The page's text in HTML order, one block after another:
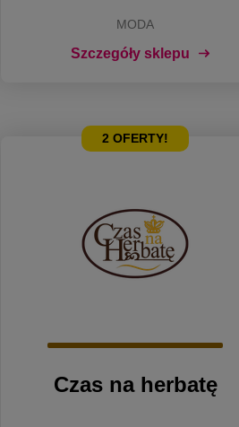
MODA
Szczegóły sklepu
2 OFERTY!
Czas na herbatę